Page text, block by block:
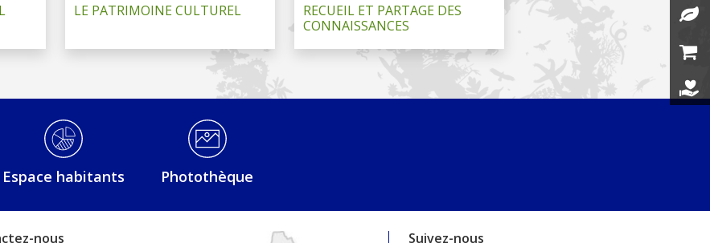
LE PATRIMOINE CULTUREL
RECUEIL ET PARTAGE DES
CONNAISSANCES
Espace habitants Photothèque
nous Suivez-nous